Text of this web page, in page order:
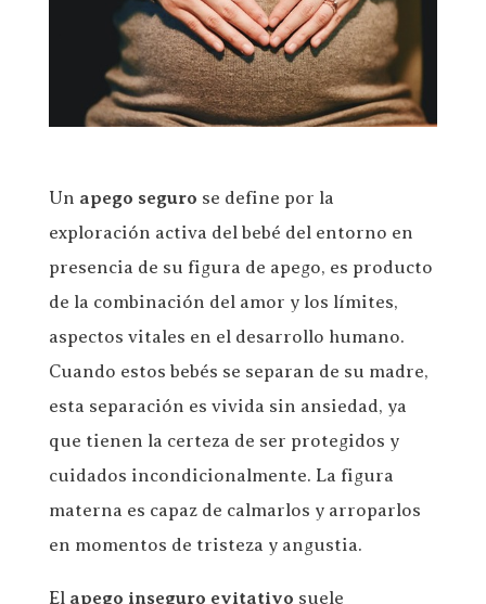
Un apego seguro se define por la
exploración activa del bebé del entorno en
presencia de su figura de apego, es producto
de la combinación del amor y los límites,
aspectos vitales en el desarrollo humano.
Cuando estos bebés se separan de su madre,
esta separación es vivida sin ansiedad, ya
que tienen la certeza de ser protegidos y
cuidados incondicionalmente. La figura
materna es capaz de calmarlos y arroparlos
en momentos de tristeza y angustia.
El apego inseguro evitativo suele